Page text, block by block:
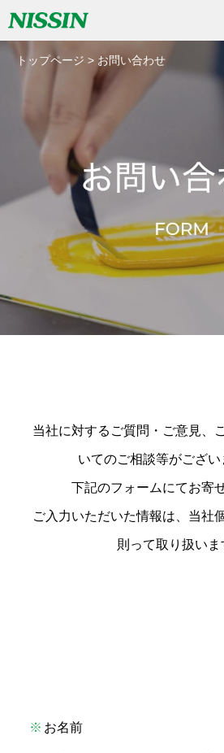
トップページ > お問い合わせ
当社に対するご質問・ご意見、
いてのご相談等がござい
下記のフォームにてお寄
ご入力いただいた情報は、当社
則って取り扱いま
お名前